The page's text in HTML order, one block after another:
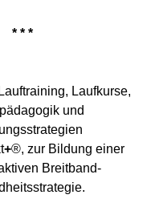
* * *
Laufkurse,
und
+®, zur Bildung einer
Breitband-